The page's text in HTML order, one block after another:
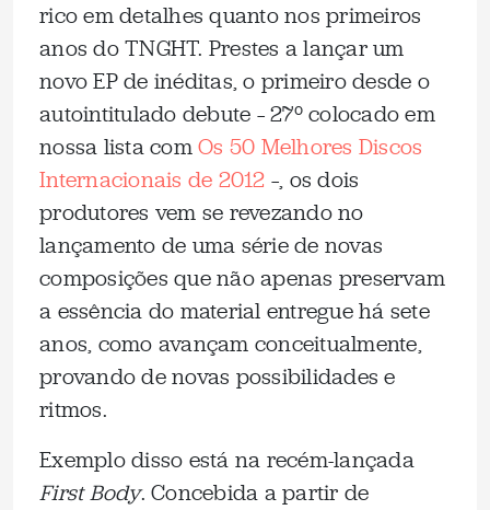
rico em detalhes quanto nos primeiros
anos do TNGHT. Prestes a lançar um
novo EP de inéditas, o primeiro desde o
autointitulado debute – 27º colocado em
nossa lista comOs 50 Melhores Discos
Internacionais de 2012 –, os dois
produtores vem se revezando no
lançamento de uma série de novas
composições que não apenas preservam
a essência do material entregue há sete
anos, como avançam conceitualmente,
provando de novas possibilidades e
ritmos.
Exemplo disso está na recém-lançada
First Body. Concebida a partir de